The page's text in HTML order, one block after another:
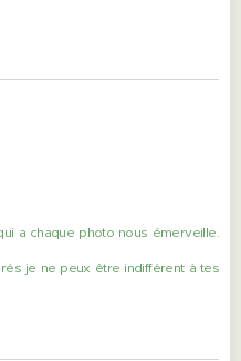
a chaque photo nous émerveille.
je ne peux être indifférent à tes